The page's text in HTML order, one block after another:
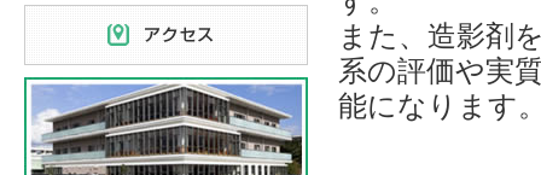
また、造影剤
系の評価や実
能になります